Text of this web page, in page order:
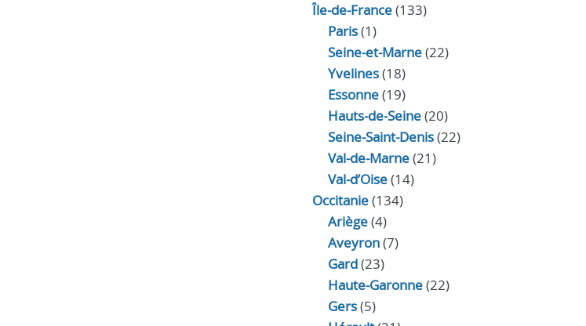
Île-de-France(133)
Paris(1)
Seine-et-Marne(22)
Yvelines(18)
Essonne(19)
Hauts-de-Seine(20)
Seine-Saint-Denis(22)
Val-de-Marne(21)
Val-d’Oise(14)
Occitanie(134)
Ariège(4)
Aveyron(7)
Gard(23)
Haute-Garonne(22)
Gers(5)